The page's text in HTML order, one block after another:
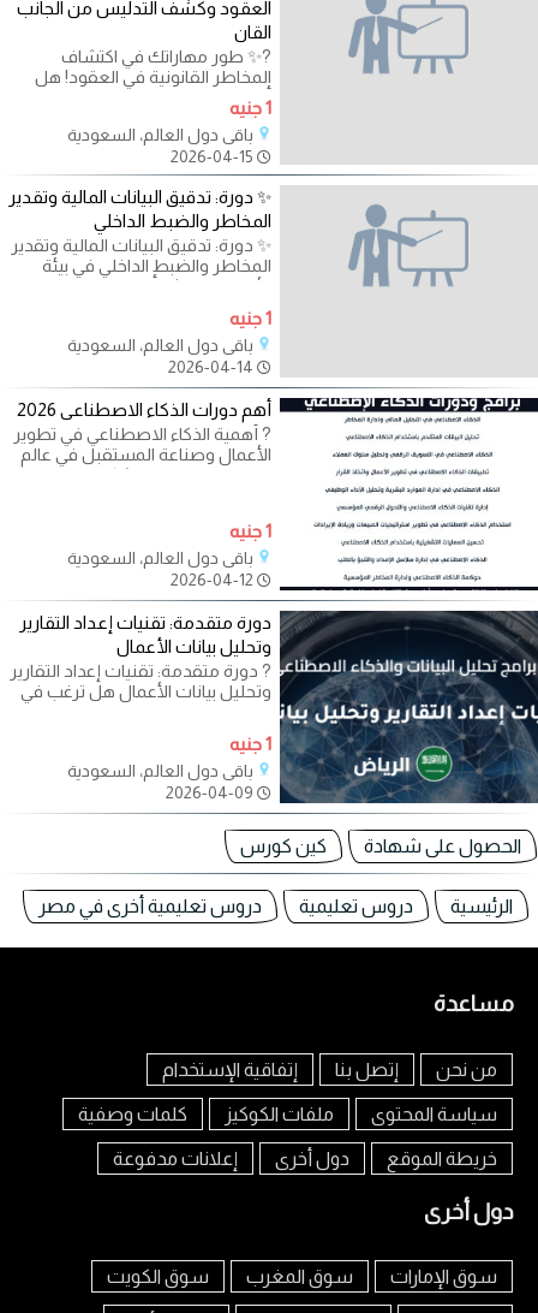
العقود وكشف التدليس من الجانب
القان
?✨ طور مهاراتك في اكتشاف
المخاطر القانونية في العقود! هل
أنت مستعد لتعزيز قدرتك على تحليل
العقود
1 جنيه
باقي دول العالم، السعودية
✨ دورة: تدقيق البيانات المالية وتقدير
المخاطر والضبط الداخلي
✨ دورة: تدقيق البيانات المالية وتقدير
المخاطر والضبط الداخلي في بيئة
الأعمال الحديثة، أصبحت دقة
1 جنيه
باقي دول العالم، السعودية
أهم دورات الذكاء الاصطناعى 2026
? أهمية الذكاء الاصطناعي في تطوير
الأعمال وصناعة المستقبل في عالم
يتسارع فيه التغيير بشكل غير
1 جنيه
باقي دول العالم، السعودية
دورة متقدمة: تقنيات إعداد التقارير
وتحليل بيانات الأعمال
? دورة متقدمة: تقنيات إعداد التقارير
وتحليل بيانات الأعمال هل ترغب في
1 جنيه
باقي دول العالم، السعودية
الحصول على شهادة كين كورس
الرئيسية دروس تعليمية دروس تعليمية أخرى في مصر
مساعدة
من نحن إتصل بنا إتفاقية الإستخدام
سياسة المحتوى ملفات الكوكيز كلمات وصفية
خريطة الموقع دول أخرى إعلانات مدفوعة
دول أخرى
سوق الإمارات سوق المغرب سوق الكويت